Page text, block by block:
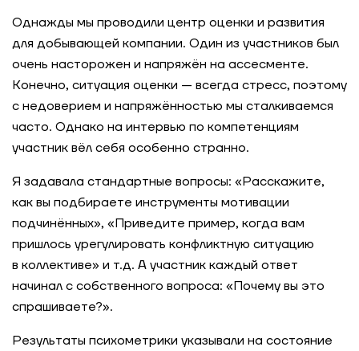
Однажды мы проводили центр оценки и развития
для добывающей компании. Один из участников был
очень насторожен и напряжён на ассесменте.
Конечно, ситуация оценки — всегда стресс, поэтому
с недоверием и напряжённостью мы сталкиваемся
часто. Однако на интервью по компетенциям
участник вёл себя особенно странно.
Я задавала стандартные вопросы: «Расскажите,
как вы подбираете инструменты мотивации
подчинённых», «Приведите пример, когда вам
пришлось урегулировать конфликтную ситуацию
в коллективе» и т.д. А участник каждый ответ
начинал с собственного вопроса: «Почему вы это
спрашиваете?».
Результаты психометрики указывали на состояние